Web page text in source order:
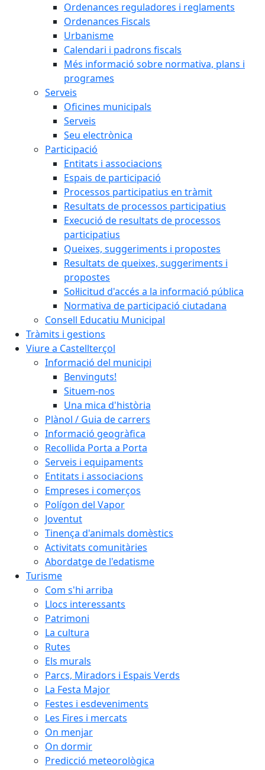
Ordenances reguladores i reglaments
Ordenances Fiscals
Urbanisme
Calendari i padrons fiscals
Més informació sobre normativa, plans i
programes
Serveis
Oficines municipals
Serveis
Seu electrònica
Participació
Entitats i associacions
Espais de participació
Processos participatius en tràmit
Resultats de processos participatius
Execució de resultats de processos
participatius
Queixes, suggeriments i propostes
Resultats de queixes, suggeriments i
propostes
Sol·licitud d'accés a la informació pública
Normativa de participació ciutadana
Consell Educatiu Municipal
Tràmits i gestions
Viure a Castellterçol
Informació del municipi
Benvinguts!
Situem-nos
Una mica d'història
Plànol / Guia de carrers
Informació geogràfica
Recollida Porta a Porta
Serveis i equipaments
Entitats i associacions
Empreses i comerços
Polígon del Vapor
Joventut
Tinença d'animals domèstics
Activitats comunitàries
Abordatge de l'edatisme
Turisme
Com s'hi arriba
Llocs interessants
Patrimoni
La cultura
Rutes
Els murals
Parcs, Miradors i Espais Verds
La Festa Major
Festes i esdeveniments
Les Fires i mercats
On menjar
On dormir
Predicció meteorològica